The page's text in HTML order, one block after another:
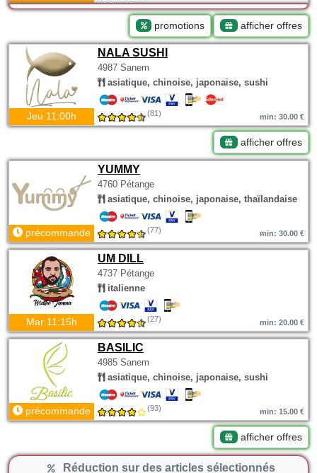
promotions afficher offres
NALA SUSHI
4987 Sanem
asiatique, chinoise, japonaise, sushi
Jeu 11:00h (81) min: 30.00 €
afficher offres
YUMMY
4760 Pétange
asiatique, chinoise, japonaise, thaïlandaise
précommande (77) min: 30.00 €
UM DILL
4737 Pétange
italienne
Mar 11:15h (27) min: 20.00 €
BASILIC
4985 Sanem
asiatique, chinoise, japonaise, sushi
précommande (93) min: 15.00 €
afficher offres
Réduction sur des articles sélectionnés